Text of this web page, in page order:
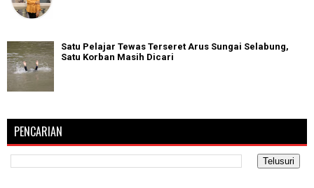
Satu Pelajar Tewas Terseret Arus Sungai Selabung,
Satu Korban Masih Dicari
PENCARIAN